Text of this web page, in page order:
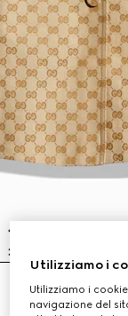
Cappotto bambino in
CHF 1,160
Utilizziamo i
Utilizziamo i
navigazione del